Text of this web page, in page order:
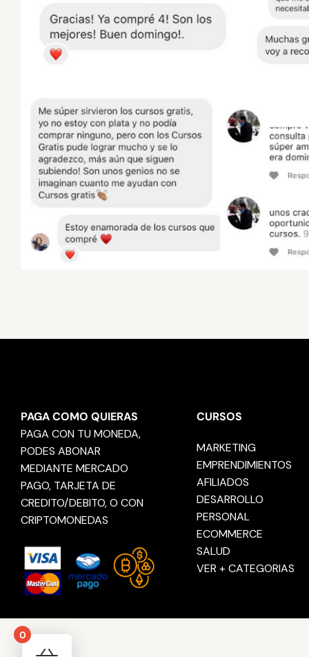
PAGA COMO QUIERAS
PAGA CON TU MONEDA,
PODES ABONAR
MEDIANTE MERCADO
PAGO, TARJETA DE
CREDITO/DEBITO, O CON
CRIPTOMONEDAS
CURSOS
MARKETING
EMPRENDIMIENTOS
AFILIADOS
DESARROLLO
PERSONAL
ECOMMERCE
SALUD
VER + CATEGORIAS
0